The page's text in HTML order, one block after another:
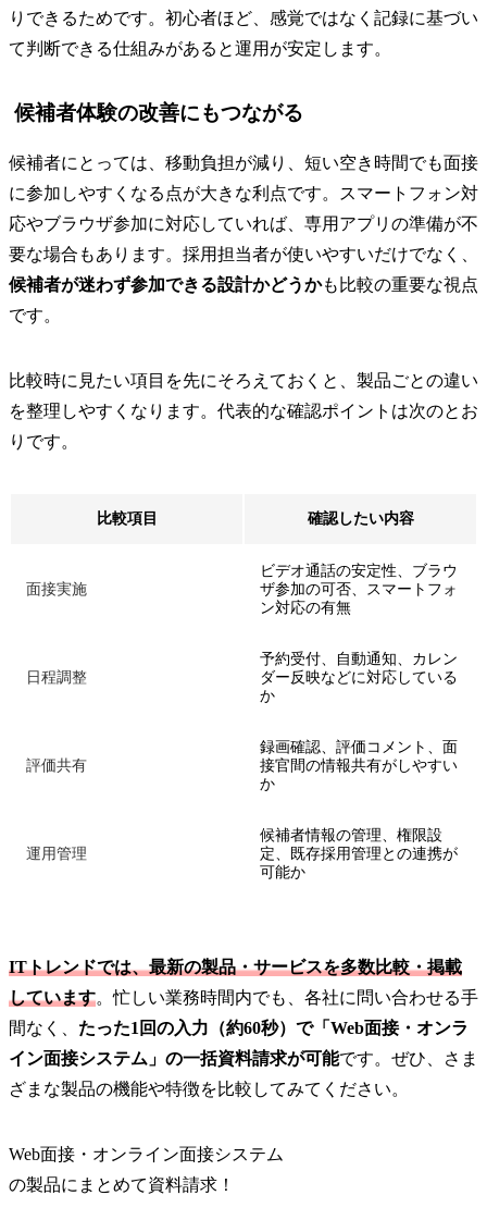
りできるためです。初心者ほど、感覚ではなく記録に基づい
て判断できる仕組みがあると運用が安定します。
候補者体験の改善にもつながる
候補者にとっては、移動負担が減り、短い空き時間でも面接
に参加しやすくなる点が大きな利点です。スマートフォン対
応やブラウザ参加に対応していれば、専用アプリの準備が不
要な場合もあります。採用担当者が使いやすいだけでなく、
候補者が迷わず参加できる設計かどうかも比較の重要な視点
です。
比較時に見たい項目を先にそろえておくと、製品ごとの違い
を整理しやすくなります。代表的な確認ポイントは次のとお
りです。
比較項目 確認したい内容
面接実施
ビデオ通話の安定性、ブラウ
ザ参加の可否、スマートフォ
ン対応の有無
日程調整
予約受付、自動通知、カレン
ダー反映などに対応している
か
評価共有
録画確認、評価コメント、面
接官間の情報共有がしやすい
か
運用管理
候補者情報の管理、権限設
定、既存採用管理との連携が
可能か
ITトレンドでは、最新の製品・サービスを多数比較・掲載
しています。忙しい業務時間内でも、各社に問い合わせる手
間なく、 たった1回の入力（約60秒）で「Web面接・オンラ
イン面接システム」の一括資料請求が可能です。ぜひ、さま
ざまな製品の機能や特徴を比較してみてください。
Web面接・オンライン面接システム
の製品にまとめて資料請求！